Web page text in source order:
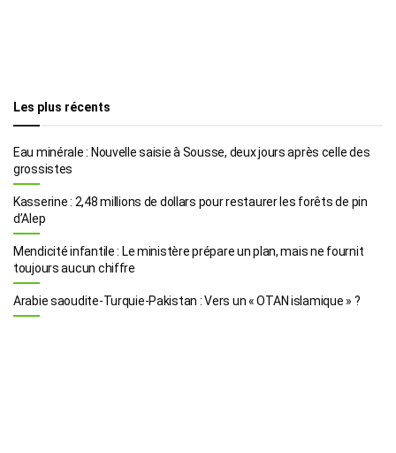
Les plus récents
Eau minérale : Nouvelle saisie à Sousse, deux jours après celle des
grossistes
Kasserine : 2,48 millions de dollars pour restaurer les forêts de pin
d’Alep
Mendicité infantile : Le ministère prépare un plan, mais ne fournit
toujours aucun chiffre
Arabie saoudite-Turquie-Pakistan : Vers un « OTAN islamique » ?